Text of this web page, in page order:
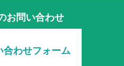
お問い合わせ
合わせフォーム